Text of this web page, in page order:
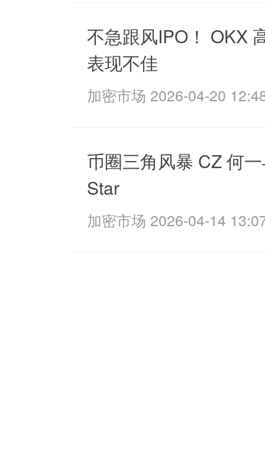
不急跟风IPO！ OKX
表现不佳
加密市场 2026-04-20
币圈三角风暴 CZ 何
Star
加密市场 2026-04-14